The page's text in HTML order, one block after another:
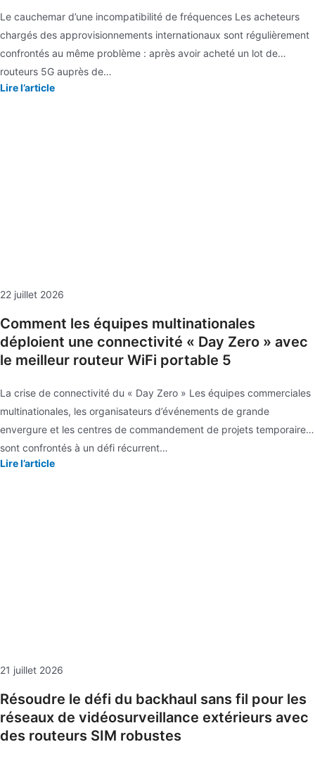
Le cauchemar d’une incompatibilité de fréquences Les acheteurs
chargés des approvisionnements internationaux sont régulièrement
confrontés au même problème : après avoir acheté un lot de
routeurs 5G auprès de…
Lire l’article
22 juillet 2026
Comment les équipes multinationales
déploient une connectivité « Day Zero » avec
le meilleur routeur WiFi portable 5
La crise de connectivité du « Day Zero » Les équipes commerciales
multinationales, les organisateurs d’événements de grande
envergure et les centres de commandement de projets temporaires
sont confrontés à un défi récurrent…
Lire l’article
21 juillet 2026
Résoudre le défi du backhaul sans fil pour les
réseaux de vidéosurveillance extérieurs avec
des routeurs SIM robustes